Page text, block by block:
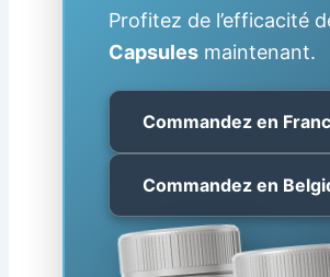
Profitez de l’efficacité
Capsules maintenant.
Commandez en
Commandez en